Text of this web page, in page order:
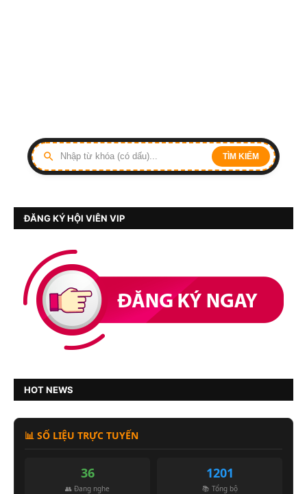
TÌM KIẾM
ĐĂNG KÝ HỘI VIÊN VIP
HOT NEWS
📊 SỐ LIỆU TRỰC TUYẾN
36
👥 Đang nghe
1201
📚 Tổng bộ